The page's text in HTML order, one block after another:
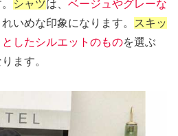
シャツは、 ベージュやグレーな
いめな印象になります。
スキッ
したシルエットのものを選ぶ
ます。